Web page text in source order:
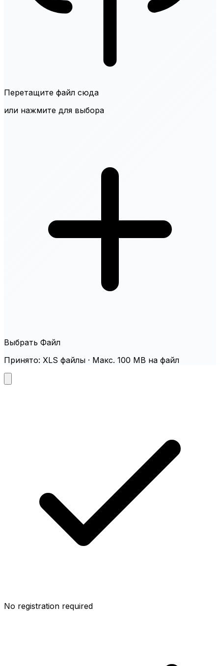
Перетащите файл сюда
или нажмите для выбора
Выбрать Файл
Принято: XLS файлы · Макс. 100 MB на файл
No registration required